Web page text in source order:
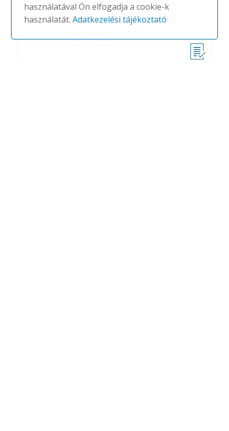
használatával Ön elfogadja a cookie-k
használatát.Adatkezelési tájékoztató